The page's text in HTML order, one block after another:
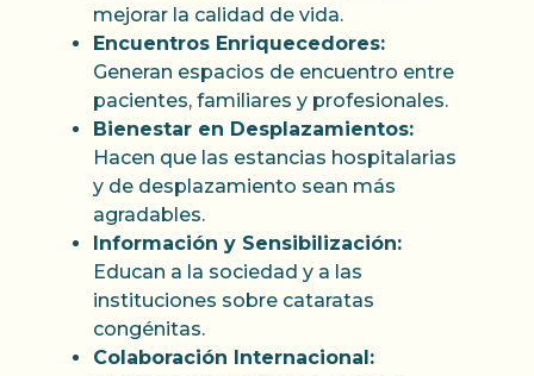
mejorar la calidad de vida.
Encuentros Enriquecedores:
Generan espacios de encuentro entre
pacientes, familiares y profesionales.
Bienestar en Desplazamientos:
Hacen que las estancias hospitalarias
y de desplazamiento sean más
agradables.
Información y Sensibilización:
Educan a la sociedad y a las
instituciones sobre cataratas
congénitas.
Colaboración Internacional: